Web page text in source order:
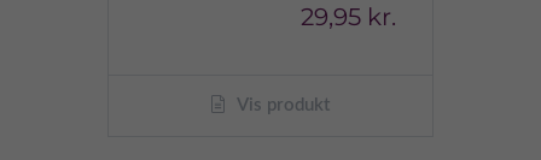
29,95 kr.
Vis produkt